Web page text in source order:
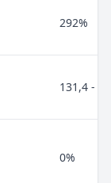
292%
131,4 -
0%